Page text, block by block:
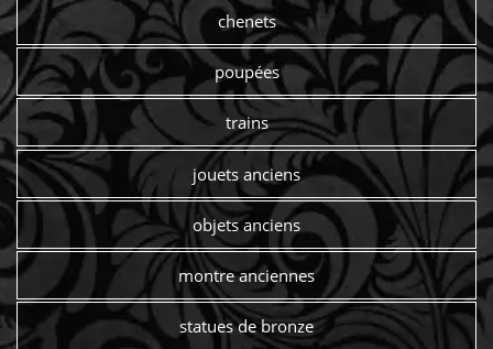
chenets
poupées
trains
jouets anciens
objets anciens
montre anciennes
statues de bronze